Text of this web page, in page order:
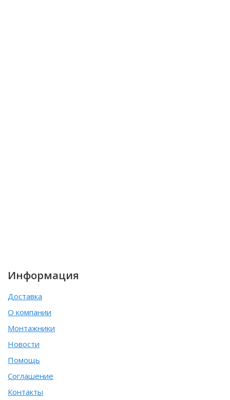
Информация
Доставка
О компании
Монтажники
Новости
Помощь
Соглашение
Контакты